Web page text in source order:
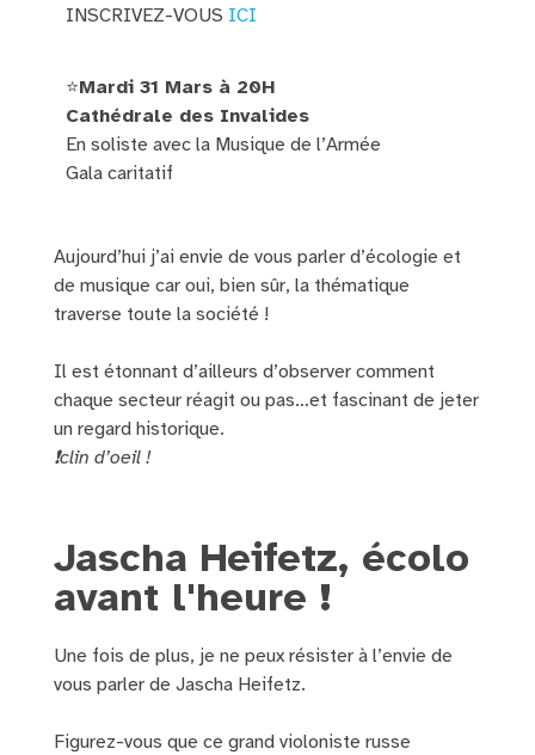
INSCRIVEZ-VOUS ICI
⭐️Mardi 31 Mars à 20H
Cathédrale des Invalides
En soliste avec la Musique de l’Armée
Gala caritatif
Aujourd’hui j’ai envie de vous parler d’écologie et
de musique car oui, bien sûr, la thématique
traverse toute la société !
Il est étonnant d’ailleurs d’observer comment
chaque secteur réagit ou pas…et fascinant de jeter
un regard historique.
❗clin d’oeil !
Jascha Heifetz, écolo
avant l'heure !
Une fois de plus, je ne peux résister à l’envie de
vous parler de Jascha Heifetz.
Figurez-vous que ce grand violoniste russe